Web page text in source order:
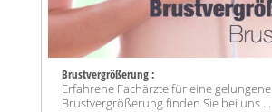
Brustvergrößerung :
Erfahrene Fachärzte für eine gelungene
Brustvergrößerung finden Sie bei uns ...